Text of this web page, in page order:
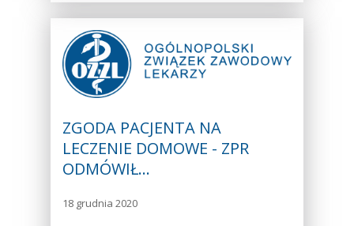
ZGODA PACJENTA NA
LECZENIE DOMOWE - ZPR
ODMÓWIŁ…
18 grudnia 2020